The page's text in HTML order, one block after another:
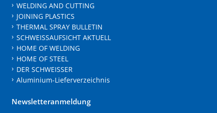
WELDING AND CUTTING
JOINING PLASTICS
THERMAL SPRAY BULLETIN
SCHWEISSAUFSICHT AKTUELL
HOME OF WELDING
HOME OF STEEL
DER SCHWEISSER
Aluminium-Lieferverzeichnis
Newsletteranmeldung